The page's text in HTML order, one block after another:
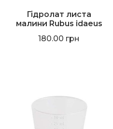
Гідролат листа
малини Rubus idaeus
180.00 грн